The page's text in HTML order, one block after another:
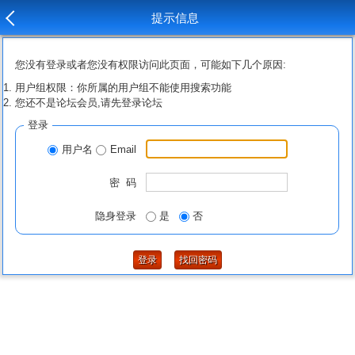
提示信息
您没有登录或者您没有权限访问此页面，可能如下几个原因:
用户组权限：你所属的用户组不能使用搜索功能
您还不是论坛会员,请先登录论坛
登录
用户名 Email
密 码
隐身登录 是 否